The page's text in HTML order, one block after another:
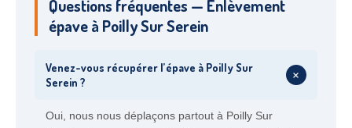
Questions fréquentes — Enlèvement
épave à Poilly Sur Serein
Venez-vous récupérer l’épave à Poilly Sur
Serein ?
+
Oui, nous nous déplaçons partout à Poilly Sur